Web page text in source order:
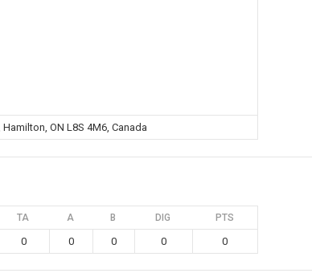
ON L8S 4M6, Canada
TA A B DIG PTS
0 0 0 0 0